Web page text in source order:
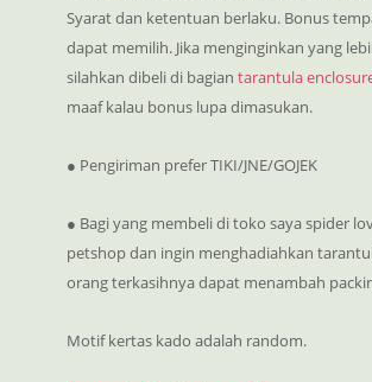
Syarat dan ketentuan berlaku. Bonus
dapat memilih. Jika menginginkan yang
silahkan dibeli di bagian tarantula
maaf kalau bonus lupa dimasukan.
● Pengiriman prefer TIKI/JNE/GOJEK
● Bagi yang membeli di toko saya spider
petshop dan ingin menghadiahkan
orang terkasihnya dapat menambah
Motif kertas kado adalah random.